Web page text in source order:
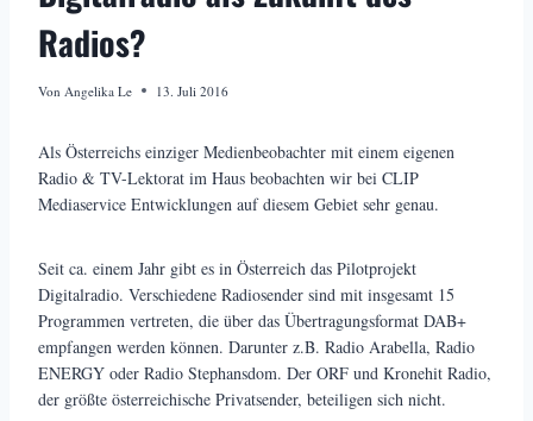
Radios?
Von Angelika Le 13. Juli 2016
Als Österreichs einziger Medienbeobachter mit einem eigenen
Radio & TV-Lektorat im Haus beobachten wir bei CLIP
Mediaservice Entwicklungen auf diesem Gebiet sehr genau.
Seit ca. einem Jahr gibt es in Österreich das Pilotprojekt
Digitalradio. Verschiedene Radiosender sind mit insgesamt 15
Programmen vertreten, die über das Übertragungsformat DAB+
empfangen werden können. Darunter z.B. Radio Arabella, Radio
ENERGY oder Radio Stephansdom. Der ORF und Kronehit Radio,
der größte österreichische Privatsender, beteiligen sich nicht.